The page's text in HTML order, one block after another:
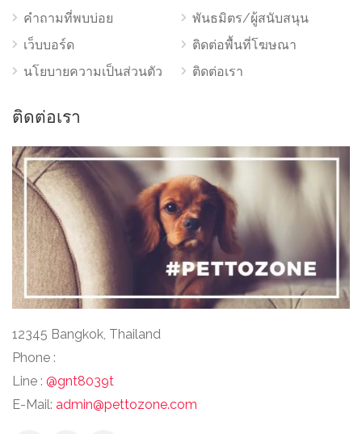
คำถามที่พบบ่อย
เว็บบอร์ด
นโยบายความเป็นส่วนตัว
พันธมิตร/ผู้สนับสนุน
ติดต่อพื้นที่โฆษณา
ติดต่อเรา
ติดต่อเรา
12345 Bangkok, Thailand
Phone :
Line : @gnt8039t
E-Mail: admin@pettozone.com